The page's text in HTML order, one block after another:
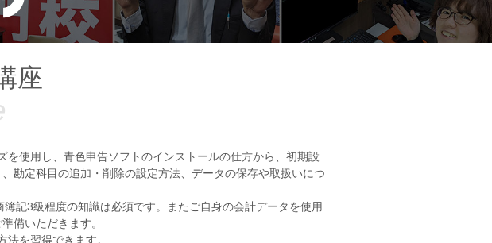
座
使用し、青色申告ソフトのインストールの仕方から、初期設
勘定科目の追加・削除の設定方法、データの保存や取扱いにつ
記3級程度の知識は必須です。またご自身の会計データを使用
備いただきます。
法を習得できます。